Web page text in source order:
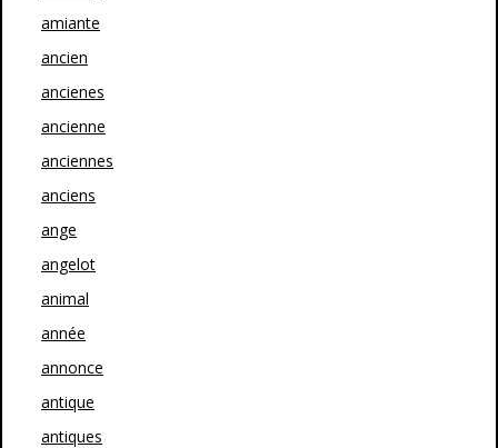
amiante
ancien
ancienes
ancienne
anciennes
anciens
ange
angelot
animal
année
annonce
antique
antiques